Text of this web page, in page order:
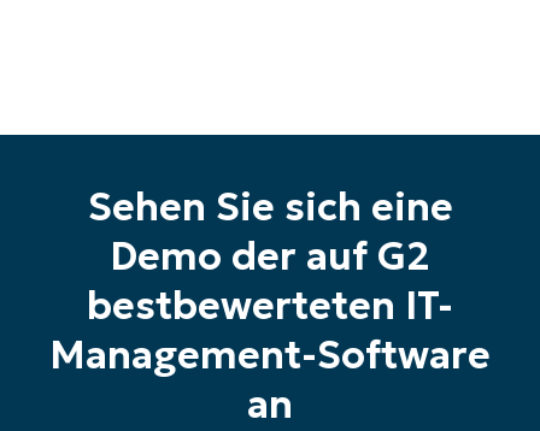
Sehen Sie sich eine
Demo der auf G2
bestbewerteten IT-
Management-Software
an
First
Business
number*
Land